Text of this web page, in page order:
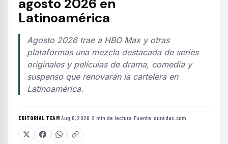
Latinoamérica
Agosto 2026 trae a HBO Max y otras
plataformas una mezcla destacada de series
originales y películas de drama, comedia y
suspenso que renovarán la cartelera en
Latinoamérica.
EDITORIAL TEAM·Aug 6, 2026 ·2 min de lectura ·Fuente:curadas.com